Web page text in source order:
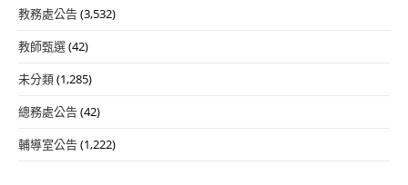
教務處公告(3,532)
教師甄選(42)
未分類(1,285)
總務處公告(42)
輔導室公告(1,222)